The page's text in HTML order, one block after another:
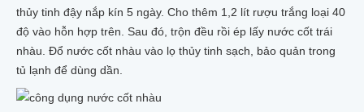
thủy tinh đậy nắp kín 5 ngày. Cho thêm 1,2 lít rượu trắng loại 40
độ vào hỗn hợp trên. Sau đó, trộn đều rồi ép lấy nước cốt trái
nhàu. Đổ nước cốt nhàu vào lọ thủy tinh sạch, bảo quản trong
tủ lạnh để dùng dần.